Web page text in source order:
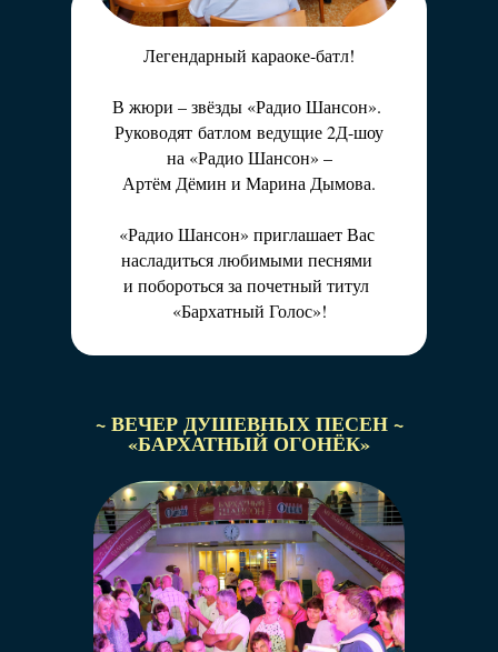
Легендарный караоке-батл!
В жюри – звёзды «Радио Шансон».
Руководят батлом ведущие 2Д-шоу
на «Радио Шансон» –
Артём Дёмин и Марина Дымова.
«Радио Шансон» приглашает Вас
насладиться любимыми песнями
и побороться за почетный титул
«Бархатный Голос»!
~ ВЕЧЕР ДУШЕВНЫХ ПЕСЕН ~
«БАРХАТНЫЙ ОГОНЁК»
Дружеская атмосфера, откровенные истории
и песни